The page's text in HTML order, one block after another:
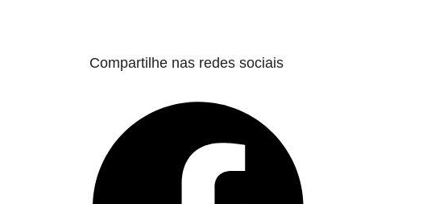
Compartilhe nas redes sociais